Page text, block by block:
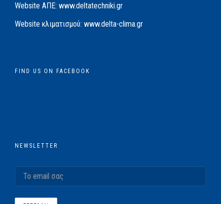
Website AΠΕ: www.deltatechniki.gr
Website κλιματισμού: www.delta-clima.gr
FIND US ON FACEBOOK
NEWSLETTER